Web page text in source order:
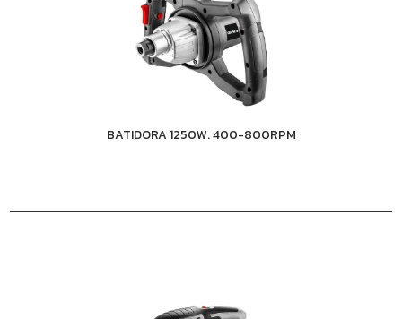
BATIDORA 1250W. 400-800RPM